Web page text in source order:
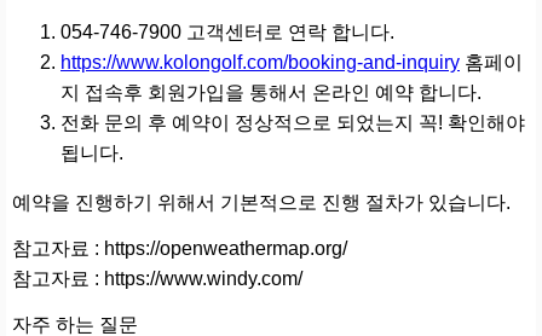
054-746-7900 고객센터로 연락 합니다.
https://www.kolongolf.com/booking-and-inquiry 홈페이
지 접속후 회원가입을 통해서 온라인 예약 합니다.
전화 문의 후 예약이 정상적으로 되었는지 꼭! 확인해야
됩니다.
예약을 진행하기 위해서 기본적으로 진행 절차가 있습니다.
참고자료 : https://openweathermap.org/
참고자료 : https://www.windy.com/
자주 하는 질문